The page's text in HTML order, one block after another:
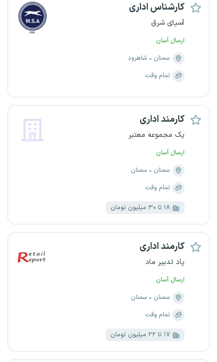
کارشناس اداری
آسیای شرق
ارسال آسان
سمنان
شاهرود
تمام وقت
کارمند اداری
یک مجموعه معتبر
ارسال آسان
سمنان
سمنان
تمام وقت
۱۸ تا ۳۰ میلیون تومان
کارمند اداری
پاد تدبیر ماد
ارسال آسان
سمنان
سمنان
تمام وقت
۱۷ تا ۲۲ میلیون تومان